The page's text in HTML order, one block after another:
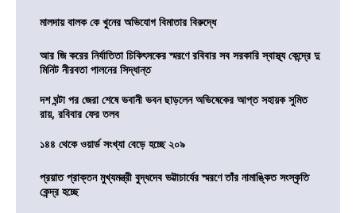
মালদায় বালক কে খুনের অভিযোগ বিমাতার বিরুদ্ধে
আর জি করের নির্যাতিতা চিকিৎসকের স্মরণে রবিবার সব সরকারি স্বাস্থ্য কেন্দ্রে দু
মিনিট নীরবতা পালনের সিদ্ধান্ত
দশ ঘন্টা পর জেরা শেষে ভবানী ভবন ছাড়লেন অভিষেকের আপ্ত সহায়ক সুমিত
রায়, রবিবার ফের তলব
১৪৪ থেকে ওয়ার্ড সংখ্যা বেড়ে হচ্ছে ২০৯
প্রয়াত প্রাক্তন মুখ্যমন্ত্রী বুদ্ধদেব ভট্টাচার্যের স্মরণে তাঁর নামাঙ্কিত সংস্কৃতি
কেন্দ্র হচ্ছে